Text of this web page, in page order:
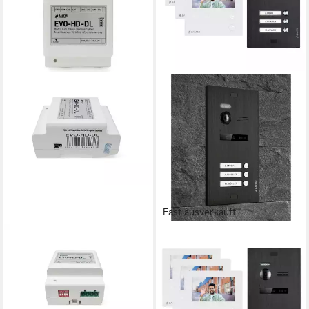
Video-Türsprechanlage
Antimanipulationsmodul für
die Balter EVO-HD
Türsprechanlage
Fast ausverkauft
Video-Türsprechanlage EVO
MINI Komplettsystem für 3-
Familienhaus Schwarz 3x 4.3"
Monitore (Set, 3-